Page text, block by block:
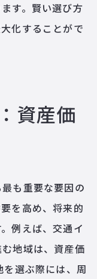
す。賢い選び方
化することがで
資産価
も重要な要因の
を高め、将来的
例えば、交通イ
地域は、資産価
選ぶ際には、周